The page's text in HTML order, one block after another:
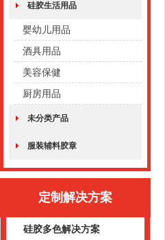
硅胶生活用品
婴幼儿用品
酒具用品
美容保健
厨房用品
未分类产品
服装辅料胶章
定制解决方案
硅胶多色解决方案